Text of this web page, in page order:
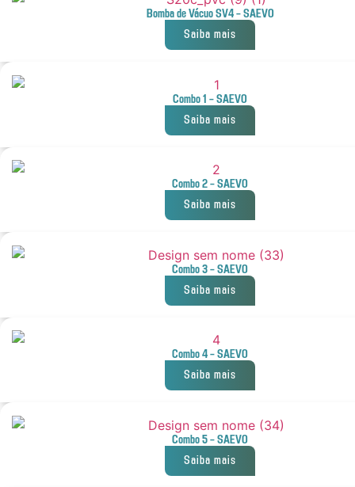
Bomba de Vácuo SV4 – SAEVO
Saiba mais
Combo 1 – SAEVO
Saiba mais
Combo 2 – SAEVO
Saiba mais
Combo 3 – SAEVO
Saiba mais
Combo 4 – SAEVO
Saiba mais
Combo 5 – SAEVO
Saiba mais